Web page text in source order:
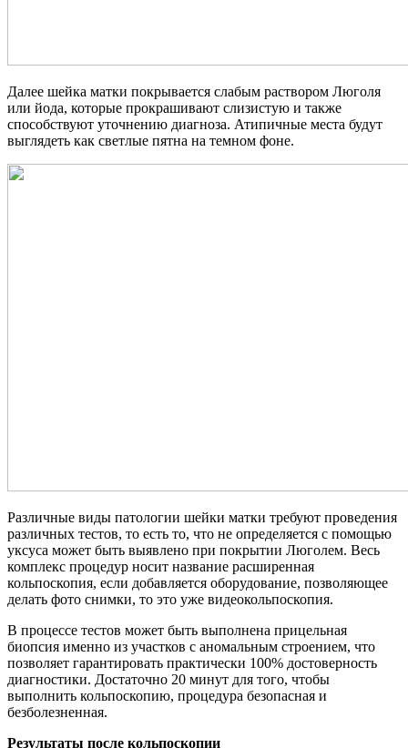
Далее шейка матки покрывается слабым раствором Люголя
или йода, которые прокрашивают слизистую и также
способствуют уточнению диагноза. Атипичные места будут
выглядеть как светлые пятна на темном фоне.
Различные виды патологии шейки матки требуют проведения
различных тестов, то есть то, что не определяется с помощью
уксуса может быть выявлено при покрытии Люголем. Весь
комплекс процедур носит название расширенная
кольпоскопия, если добавляется оборудование, позволяющее
делать фото снимки, то это уже видеокольпоскопия.
В процессе тестов может быть выполнена прицельная
биопсия именно из участков с аномальным строением, что
позволяет гарантировать практически 100% достоверность
диагностики. Достаточно 20 минут для того, чтобы
выполнить кольпоскопию, процедура безопасная и
безболезненная.
Результаты после кольпоскопии